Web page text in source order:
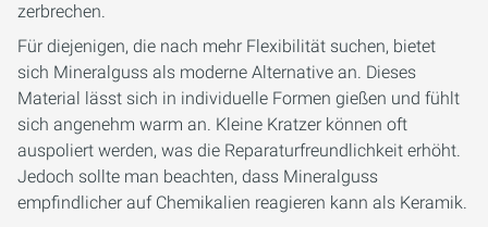
zerbrechen.
Für diejenigen, die nach mehr Flexibilität suchen, bietet
sich Mineralguss als moderne Alternative an. Dieses
Material lässt sich in individuelle Formen gießen und fühlt
sich angenehm warm an. Kleine Kratzer können oft
auspoliert werden, was die Reparaturfreundlichkeit erhöht.
Jedoch sollte man beachten, dass Mineralguss
empfindlicher auf Chemikalien reagieren kann als Keramik.